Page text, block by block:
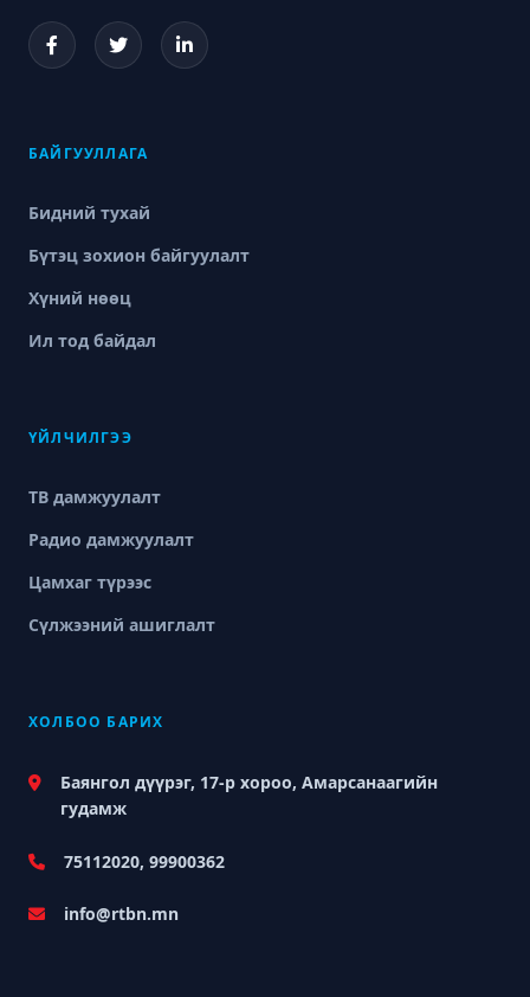
БАЙГУУЛЛАГА
Бидний тухай
Бүтэц зохион байгуулалт
Хүний нөөц
Ил тод байдал
ҮЙЛЧИЛГЭЭ
ТВ дамжуулалт
Радио дамжуулалт
Цамхаг түрээс
Сүлжээний ашиглалт
ХОЛБОО БАРИХ
Баянгол дүүрэг, 17-р хороо, Амарсанаагийн
гудамж
75112020, 99900362
info@rtbn.mn